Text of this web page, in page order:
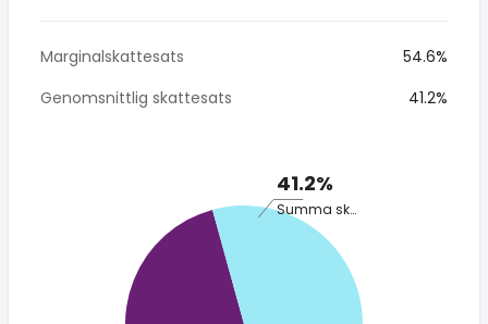
Marginalskattesats
54.6%
Genomsnittlig skattesats
41.2%
41.2%
Summa skatt